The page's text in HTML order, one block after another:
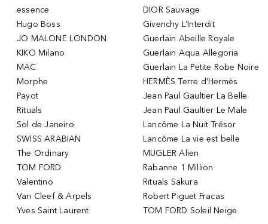
essence
Hugo Boss
JO MALONE LONDON
KIKO Milano
MAC
Morphe
Payot
Rituals
Sol de Janeiro
SWISS ARABIAN
The Ordinary
TOM FORD
Valentino
Van Cleef & Arpels
Yves Saint Laurent
DIOR Sauvage
Givenchy L’Interdit
Guerlain Abeille Royale
Guerlain Aqua Allegoria
Guerlain La Petite Robe Noire
HERMÈS Terre d’Hermès
Jean Paul Gaultier La Belle
Jean Paul Gaultier Le Male
Lancôme La Nuit Trésor
Lancôme La vie est belle
MUGLER Alien
Rabanne 1 Million
Rituals Sakura
Robert Piguet Fracas
TOM FORD Soleil Neige